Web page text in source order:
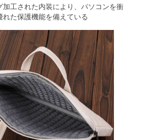
加工された内装により、パソコンを衝
れた保護機能を備えている